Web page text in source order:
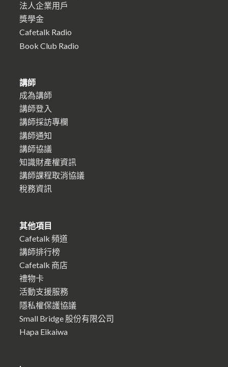
法人企業用戶
獎學金
Cafetalk Radio
Book Club Radio
講師
成為講師
講師登入
講師採訪專欄
講師通知
講師協議
知識財產權資訊
講師課程取消協議
稅務資訊
其他項目
Cafetalk 頻道
講師排行榜
Cafetalk 商店
禮物卡
活動支援服務
隱私權保護協議
Small Bridge 股份有限公司
Hapa Eikaiwa